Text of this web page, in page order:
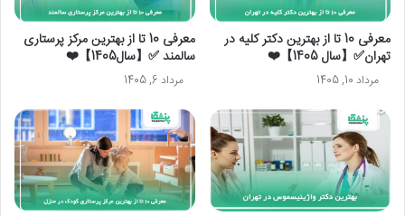
معرفی 10 تا از بهترین دکتر کلیه در
تهران✅【سال 1405】❤️
مرداد 10, 1405
معرفی 10 تا از بهترین مرکز پرستاری
سالمند ✅【سال1405】❤️
مرداد 6, 1405